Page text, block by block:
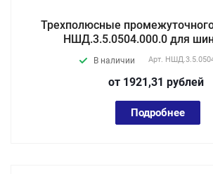
Трехполюсные
НШД.3.5.0504.000.0 для
В наличии Арт.
от 1921,31 рублей
Подробнее